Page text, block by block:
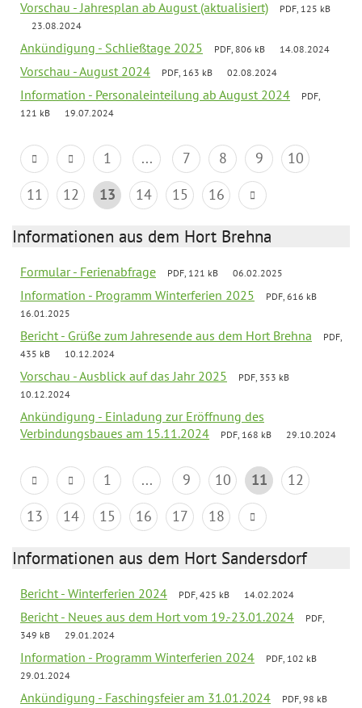
Vorschau - Jahresplan ab August (aktualisiert)
PDF, 125 kB
23.08.2024
Ankündigung - Schließtage 2025 PDF, 806 kB 14.08.2024
Vorschau - August 2024 PDF, 163 kB 02.08.2024
Information - Personaleinteilung ab August 2024
PDF,
121 kB
19.07.2024
1 ... 7 8 9
10
11
12 13 14 15 16
Informationen aus dem Hort Brehna
Formular - Ferienabfrage PDF, 121 kB 06.02.2025
Information - Programm Winterferien 2025
PDF, 616 kB
16.01.2025
Bericht - Grüße zum Jahresende aus dem Hort Brehna
PDF,
435 kB
10.12.2024
Vorschau - Ausblick auf das Jahr 2025
PDF, 353 kB
10.12.2024
Ankündigung - Einladung zur Eröffnung des
Verbindungsbaues am 15.11.2024
PDF, 168 kB 29.10.2024
1 ... 9 10 11
12
13
14 15 16 17 18
Informationen aus dem Hort Sandersdorf
Bericht - Winterferien 2024 PDF, 425 kB 14.02.2024
Bericht - Neues aus dem Hort vom 19.-23.01.2024
PDF,
349 kB
29.01.2024
Information - Programm Winterferien 2024
PDF, 102 kB
29.01.2024
Ankündigung - Faschingsfeier am 31.01.2024
PDF, 98 kB